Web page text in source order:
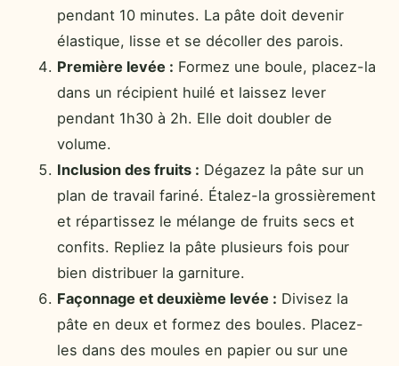
pendant 10 minutes. La pâte doit devenir
élastique, lisse et se décoller des parois.
Première levée : Formez une boule, placez-la
dans un récipient huilé et laissez lever
pendant 1h30 à 2h. Elle doit doubler de
volume.
Inclusion des fruits : Dégazez la pâte sur un
plan de travail fariné. Étalez-la grossièrement
et répartissez le mélange de fruits secs et
confits. Repliez la pâte plusieurs fois pour
bien distribuer la garniture.
Façonnage et deuxième levée : Divisez la
pâte en deux et formez des boules. Placez-
les dans des moules en papier ou sur une